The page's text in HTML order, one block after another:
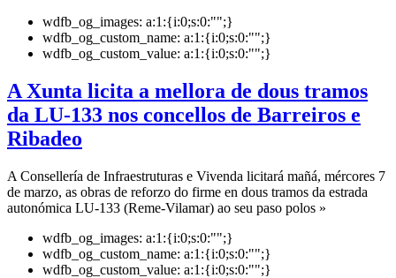
wdfb_og_images: a:1:{i:0;s:0:"";}
wdfb_og_custom_name: a:1:{i:0;s:0:"";}
wdfb_og_custom_value: a:1:{i:0;s:0:"";}
A Xunta licita a mellora de dous tramos
da LU-133 nos concellos de Barreiros e
Ribadeo
A Consellería de Infraestruturas e Vivenda licitará mañá, mércores 7
de marzo, as obras de reforzo do firme en dous tramos da estrada
autonómica LU-133 (Reme-Vilamar) ao seu paso polos »
wdfb_og_images: a:1:{i:0;s:0:"";}
wdfb_og_custom_name: a:1:{i:0;s:0:"";}
wdfb_og_custom_value: a:1:{i:0;s:0:"";}